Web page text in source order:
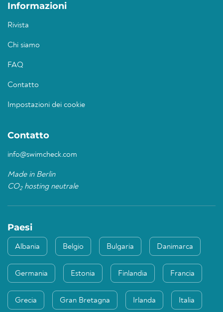
Informazioni
Rivista
Chi siamo
FAQ
Contatto
Impostazioni dei cookie
Contatto
info@swimcheck.com
Made in Berlin
CO2hosting neutrale
Paesi
Albania Belgio Bulgaria Danimarca
Germania Estonia Finlandia Francia
Grecia Gran Bretagna Irlanda Italia